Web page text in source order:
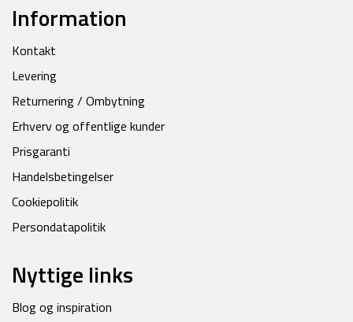
Information
Kontakt
Levering
Returnering / Ombytning
Erhverv og offentlige kunder
Prisgaranti
Handelsbetingelser
Cookiepolitik
Persondatapolitik
Nyttige links
Blog og inspiration